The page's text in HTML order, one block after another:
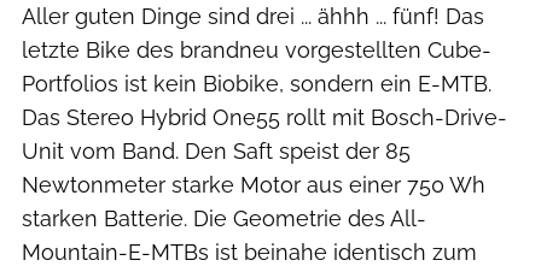
Aller guten Dinge sind drei ... ähhh ... fünf! Das
letzte Bike des brandneu vorgestellten Cube-
Portfolios ist kein Biobike, sondern ein E-MTB.
Das Stereo Hybrid One55 rollt mit Bosch-Drive-
Unit vom Band. Den Saft speist der 85
Newtonmeter starke Motor aus einer 750 Wh
starken Batterie. Die Geometrie des All-
Mountain-E-MTBs ist beinahe identisch zum